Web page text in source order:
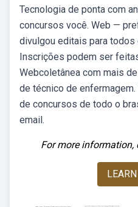
Tecnologia de ponta com
concursos você. Web —
divulgou editais para
Inscrições podem ser
Webcoletânea com mais
de técnico de
de concursos de todo o
email.
For more information,